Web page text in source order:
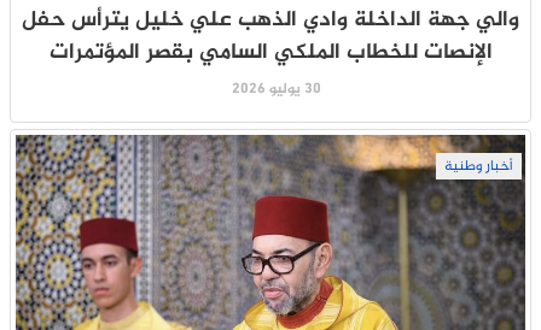
والي جهة الداخلة وادي الذهب علي خليل يترأس حفل
الإنصات للخطاب الملكي السامي بقصر المؤتمرات
30 يوليو 2026
أخبار وطنية